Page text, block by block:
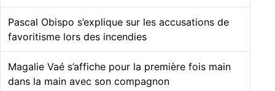
Pascal Obispo s’explique sur les accusations de
favoritisme lors des incendies
Magalie Vaé s’affiche pour la première fois main
dans la main avec son compagnon